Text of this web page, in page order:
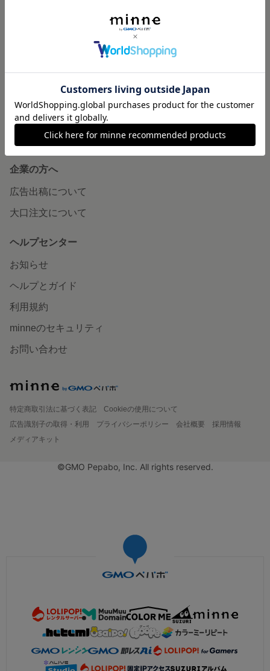
販売支援企画・イベント
minneとものづくりと
ニュース
minneの本
企業の方へ
広告出稿について
大口注文について
ヘルプセンター
お知らせ
ヘルプとガイド
利用規約
minneのセキュリティ
お問い合わせ
特定商取引法に基づく表記
Cookieの使用について
広告識別子の取得・利用
プライバシーポリシー 会社概要
採用情報
メディアキット
©GMO Pepabo, Inc. All rights reserved.